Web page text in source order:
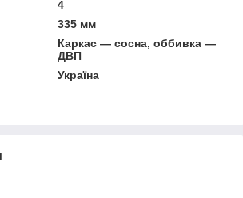
4
335 мм
Каркас — сосна, оббивка —
ДВП
Україна